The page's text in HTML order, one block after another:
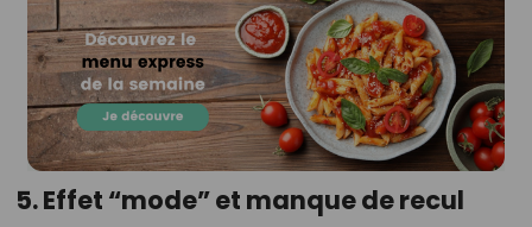
5. Effet “mode” et manque de recul